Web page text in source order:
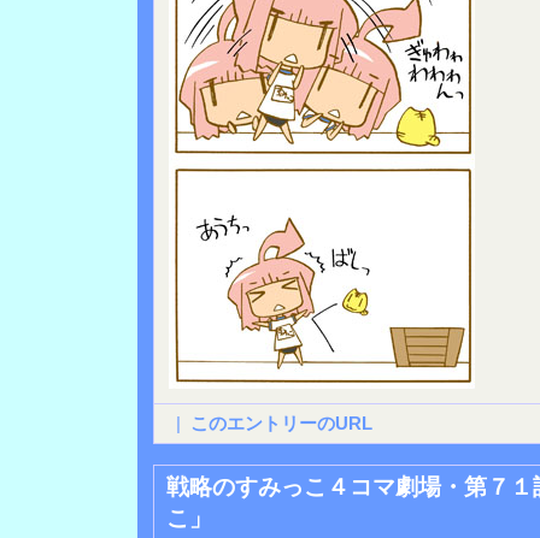
| このエントリーのURL
戦略のすみっこ４コマ劇場・第７
こ」